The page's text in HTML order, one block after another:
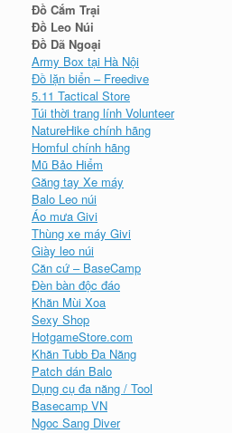
Đồ Cắm Trại
Đồ Leo Núi
Đồ Dã Ngoại
Army Box tại Hà Nội
Đồ lặn biển – Freedive
5.11 Tactical Store
Túi thời trang lính Volunteer
NatureHike chính hãng
Homful chính hãng
Mũ Bảo Hiểm
Găng tay Xe máy
Balo Leo núi
Áo mưa Givi
Thùng xe máy Givi
Giày leo núi
Căn cứ – BaseCamp
Đèn bàn độc đáo
Khăn Mùi Xoa
Sexy Shop
HotgameStore.com
Khăn Tubb Đa Năng
Patch dán Balo
Dụng cụ đa năng / Tool
Basecamp VN
Ngoc Sang Diver